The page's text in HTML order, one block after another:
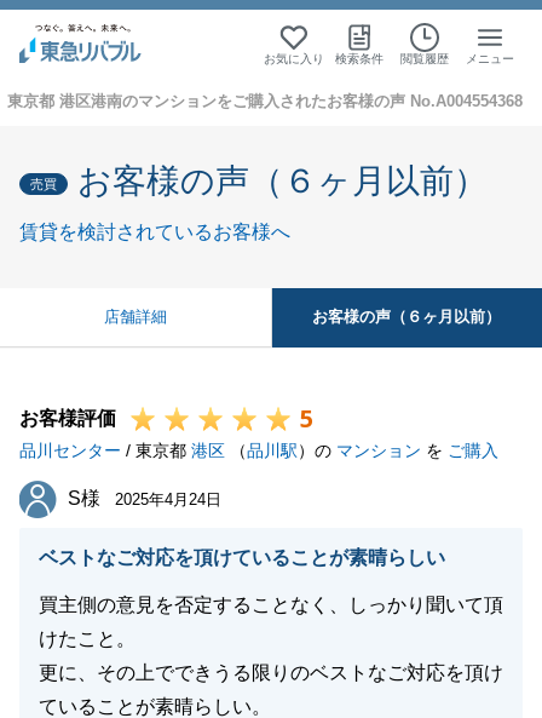
お気に入り 検索条件 閲覧履歴 メニュー
東京都 港区港南のマンションをご購入されたお客様の声 No.A004554368
売買 お客様の声（６ヶ月以前）
賃貸を検討されているお客様へ
店舗詳細 お客様の声（６ヶ月以前）
お客様評価 5
品川センター / 東京都 港区 （品川駅）の マンション を ご購入
S様
S様 2025年4月24日
ベストなご対応を頂けていることが素晴らしい
買主側の意見を否定することなく、しっかり聞いて頂
けたこと。
更に、その上でできうる限りのベストなご対応を頂け
ていることが素晴らしい。